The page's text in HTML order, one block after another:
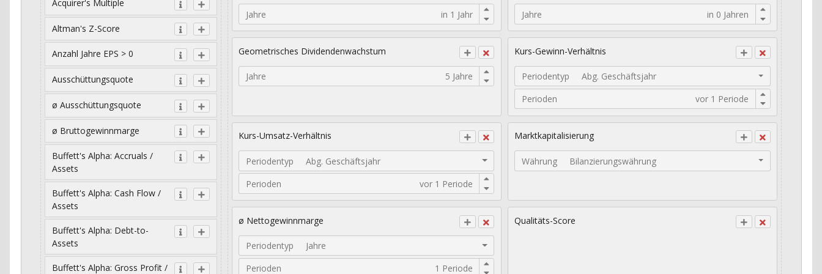
Acquirer's Multiple
Altman's Z-Score
Anzahl Jahre EPS > 0
Ausschüttungsquote
ø Ausschüttungsquote
ø Bruttogewinnmarge
Buffett's Alpha: Accruals /
Assets
Buffett's Alpha: Cash Flow /
Assets
Buffett's Alpha: Debt-to-
Assets
Buffett's Alpha: Gross Profit /
Jahre Jahre
Geometrisches Dividendenwachstum
Jahre
Kurs-Gewinn-Verhältnis
Periodentyp
Abg. Geschäftsjahr
Perioden
Kurs-Umsatz-Verhältnis
Periodentyp
Abg. Geschäftsjahr
Perioden
Marktkapitalisierung
Währung Bilanzierungswährung
ø Nettogewinnmarge
Periodentyp
Jahre
Perioden
Qualitäts-Score